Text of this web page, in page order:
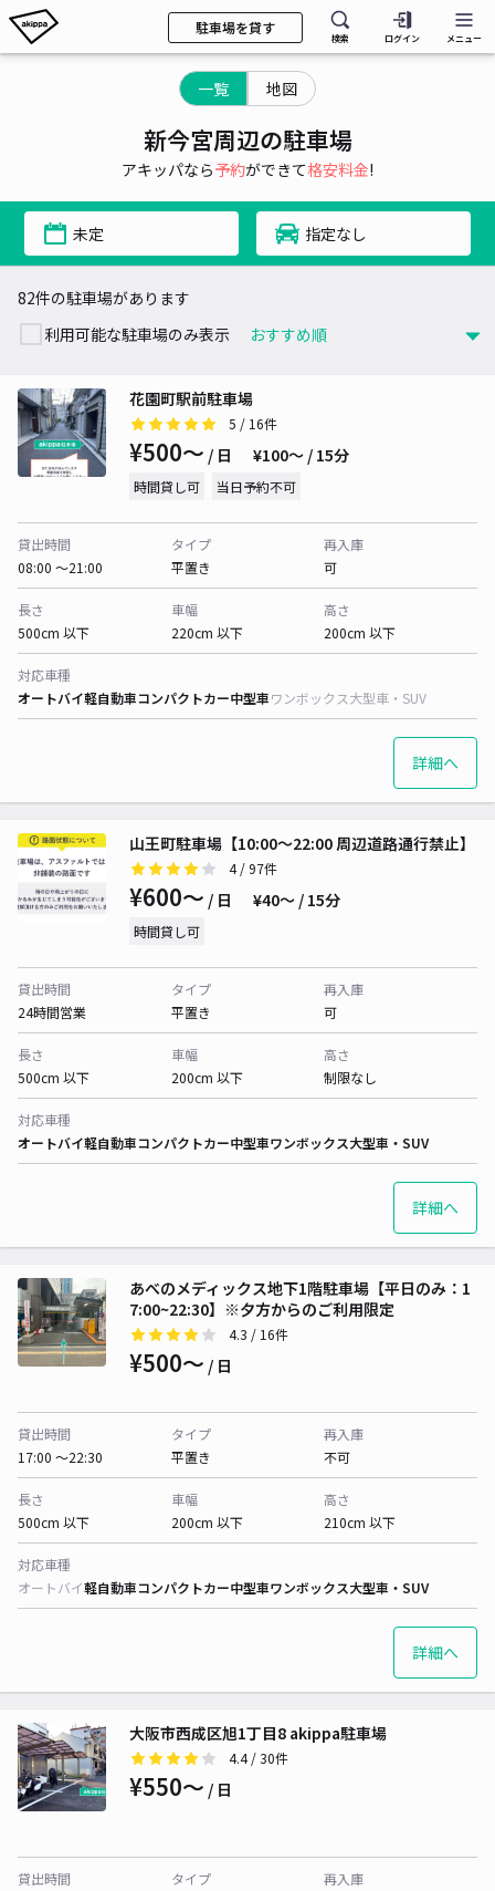
駐車場を貸す
検索 ログイン メニュー
一覧 地図
新今宮周辺の駐車場
アキッパなら予約ができて格安料金!
未定 指定なし
82件の駐車場があります
利用可能な駐車場のみ表示
花園町駅前駐車場
5 / 16件
¥500〜 / 日 ¥100〜 / 15分
時間貸し可 当日予約不可
貸出時間
08:00 〜21:00
タイプ
平置き
再入庫
可
長さ
500cm 以下
車幅
220cm 以下
高さ
200cm 以下
対応車種
オートバイ軽自動車コンパクトカー中型車ワンボックス大型車・SUV
詳細へ
山王町駐車場【10:00～22:00 周辺道路通行禁止】
4/ 97件
¥600〜 / 日 ¥40〜 / 15分
時間貸し可
貸出時間
24時間営業
タイプ
平置き
再入庫
可
長さ
500cm 以下
車幅
200cm 以下
高さ
制限なし
対応車種
オートバイ軽自動車コンパクトカー中型車ワンボックス大型車・SUV
詳細へ
あべのメディックス地下1階駐車場【平日のみ：1
7:00~22:30】※夕方からのご利用限定
4.3 / 16件
¥500〜 / 日
貸出時間
17:00 〜22:30
タイプ
平置き
再入庫
不可
長さ
500cm 以下
車幅
200cm 以下
高さ
210cm 以下
対応車種
オートバイ軽自動車コンパクトカー中型車ワンボックス大型車・SUV
詳細へ
大阪市西成区旭1丁目8 akippa駐車場
4.4/ 30件
¥550〜 / 日
貸出時間
タイプ
再入庫